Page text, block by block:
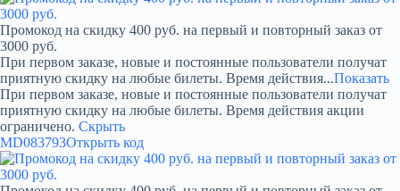
Промокод на скидку 400 руб. на первый и повторный заказ от
3000 руб.
При первом заказе, новые и постоянные пользователи получат
приятную скидку на любые билеты. Время действия...Показать
При первом заказе, новые и постоянные пользователи получат
приятную скидку на любые билеты. Время действия акции
ограничено. Скрыть
MD083793Открыть код